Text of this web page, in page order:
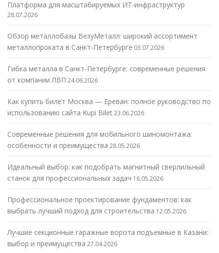
Платформа для масштабируемых ИТ-инфраструктур
28.07.2026
Обзор металлобазы ВезуМеталл: широкий ассортимент
металлопроката в Санкт-Петербурге 03.07.2026
Гибка металла в Санкт-Петербурге: современные решения
от компании ЛВП 24.06.2026
Как купить билет Москва — Ереван: полное руководство по
использованию сайта Kupi Bilet23.06.2026
Современные решения для мобильного шиномонтажа:
особенности и преимущества 28.05.2026
Идеальный выбор: как подобрать магнитный сверлильный
станок для профессиональных задач 18.05.2026
Профессиональное проектирование фундаментов: как
выбрать лучший подход для строительства 12.05.2026
Лучшие секционные гаражные ворота подъемные в Казани:
выбор и преимущества 27.04.2026